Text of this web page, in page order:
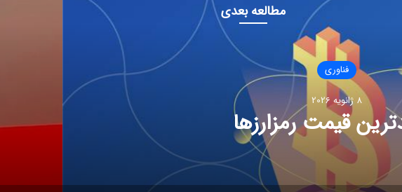
مطالعه بعدی
فناوری
CES ۲۰۲۶ و موج تازه سلامت دیجیتال؛ ترازوهای
هوشمند، کنترل آلرژی و زیبایی با نور